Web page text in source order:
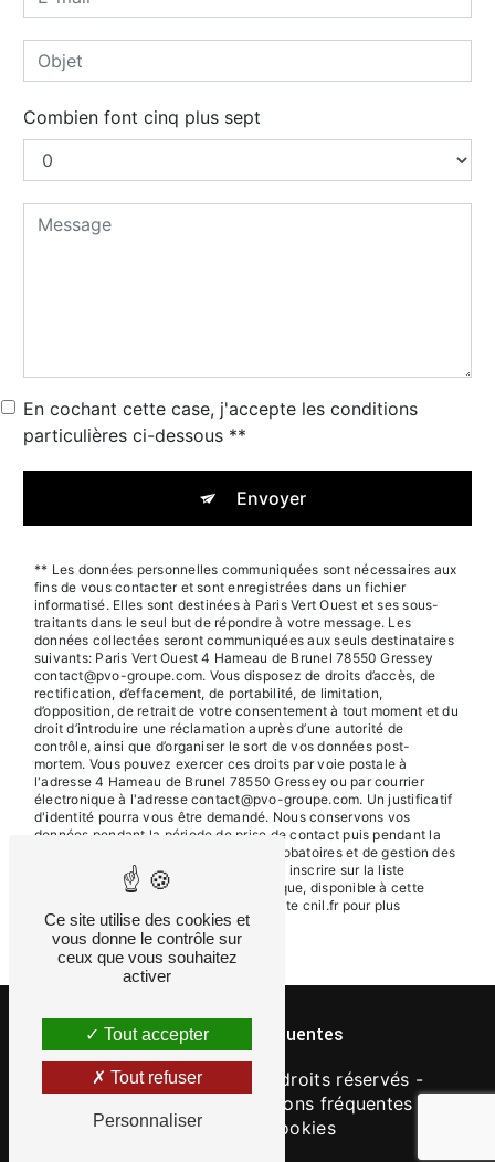
Combien font cinq plus sept
En cochant cette case, j'accepte les conditions
particulières ci-dessous **
Envoyer
** Les données personnelles communiquées sont nécessaires aux
fins de vous contacter et sont enregistrées dans un fichier
informatisé. Elles sont destinées à Paris Vert Ouest et ses sous-
traitants dans le seul but de répondre à votre message. Les
données collectées seront communiquées aux seuls destinataires
suivants: Paris Vert Ouest 4 Hameau de Brunel 78550 Gressey
contact@pvo-groupe.com. Vous disposez de droits d’accès, de
rectification, d’effacement, de portabilité, de limitation,
d’opposition, de retrait de votre consentement à tout moment et du
droit d’introduire une réclamation auprès d’une autorité de
contrôle, ainsi que d’organiser le sort de vos données post-
mortem. Vous pouvez exercer ces droits par voie postale à
l'adresse 4 Hameau de Brunel 78550 Gressey ou par courrier
électronique à l'adresse contact@pvo-groupe.com. Un justificatif
d'identité pourra vous être demandé. Nous conservons vos
données pendant la période de prise de contact puis pendant la
durée de prescription légale aux fins probatoires et de gestion des
contentieux. Vous avez le droit de vous inscrire sur la liste
d'opposition au démarchage téléphonique, disponible à cette
. Consultez le site cnil.fr pour plus
d’informations sur vos droits.
Recherches fréquentes
Vistalid - 2026 - Tous droits réservés -
Questions fréquentes -
Gestion des cookies
Ce site utilise des cookies et
vous donne le contrôle sur
ceux que vous souhaitez
activer
Tout accepter
Tout refuser
Personnaliser